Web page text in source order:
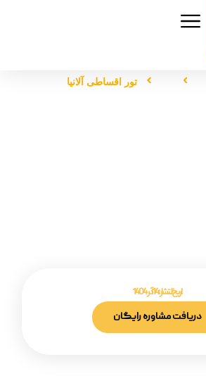
تور تور اقساطی آلانیا
14 آذر 1404
مشاوره رایگان